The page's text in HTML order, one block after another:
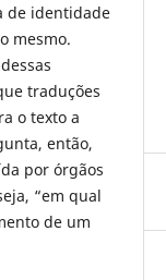
de identidade
mesmo.
traduções
o texto a
então,
por órgãos
“em qual
de um